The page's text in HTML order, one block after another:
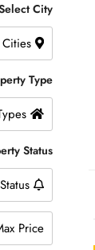
City
Type
Status
Price